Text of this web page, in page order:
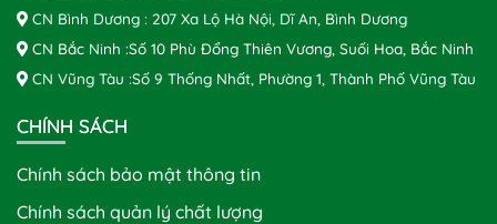
CN Bình Dương : 207 Xa Lộ Hà Nội, Dĩ An, Bình Dương
CN Bắc Ninh :Số 10 Phù Đổng Thiên Vương, Suối Hoa, Bắc Ninh
CN Vũng Tàu :Số 9 Thống Nhất, Phường 1, Thành Phố Vũng Tàu
CHÍNH SÁCH
Chính sách bảo mật thông tin
Chính sách quản lý chất lượng